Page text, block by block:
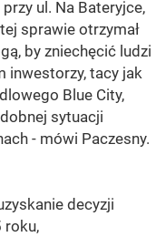
ul. Na Bateryjce,
sprawie otrzymał
by zniechęcić ludzi
inwestorzy, tacy jak
Blue City,
sytuacji
- mówi Paczesny.
decyzji
roku,